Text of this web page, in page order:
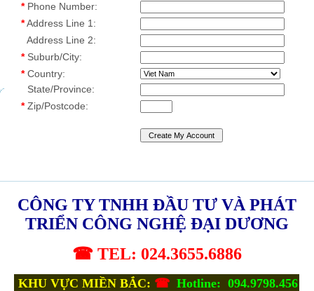
* Phone Number:
*Address Line 1:
Address Line 2:
* Suburb/City:
* Country:
State/Province:
* Zip/Postcode:
CÔNG TY TNHH ĐẦU TƯ VÀ PHÁT
TRIỂN CÔNG NGHỆ ĐẠI DƯƠNG
☎ TEL: 024.3655.6886
KHU VỰC MIỀN BẮC: ☎ Hotline: 094.9798.456